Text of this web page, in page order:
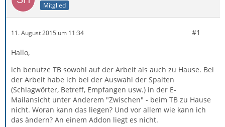
Mitglied
11. August 2015 um 11:34 #1
Hallo,
ich benutze TB sowohl auf der Arbeit als auch zu Hause. Bei
der Arbeit habe ich bei der Auswahl der Spalten
(Schlagwörter, Betreff, Empfangen usw.) in der E-
Mailansicht unter Anderem "Zwischen" - beim TB zu Hause
nicht. Woran kann das liegen? Und vor allem wie kann ich
das ändern? An einem Addon liegt es nicht.